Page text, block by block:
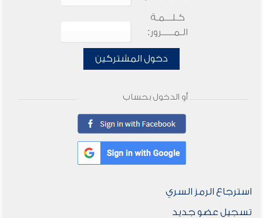
كـلـــمـة
الـمـــــرور:
دخول المشتركين
أو الدخول بحساب
استرجاع الرمز السري
تسجيل عضو جديد